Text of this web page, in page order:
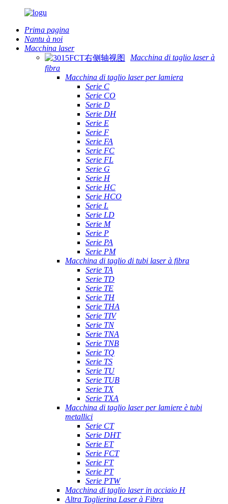
Prima pagina
Nantu à noi
Macchina laser
Macchina di taglio laser à
fibra
Macchina di taglio laser per lamiera
Serie C
Serie CO
Serie D
Serie DH
Serie E
Serie F
Serie FA
Serie FC
Serie FL
Serie G
Serie H
Serie HC
Serie HCO
Serie L
Serie LD
Serie M
Serie P
Serie PA
Serie PM
Macchina di taglio di tubi laser à fibra
Serie TA
Serie TD
Serie TE
Serie TH
Serie THA
Serie TIV
Serie TN
Serie TNA
Serie TNB
Serie TQ
Serie TS
Serie TU
Serie TUB
Serie TX
Serie TXA
Macchina di taglio laser per lamiere è tubi
metallici
Serie CT
Serie DHT
Serie ET
Serie FCT
Serie FT
Serie PT
Serie PTW
Macchina di taglio laser in acciaio H
Altra Taglierina Laser à Fibra